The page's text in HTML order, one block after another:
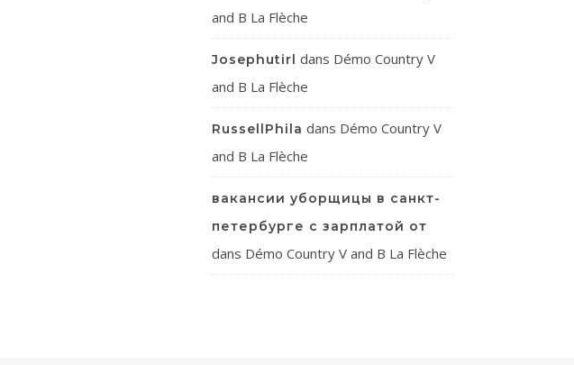
and B La Flèche
Josephutirl dans Démo Country V
and B La Flèche
RussellPhila dans Démo Country V
and B La Flèche
вакансии уборщицы в санкт-
петербурге с зарплатой от
dans Démo Country V and B La Flèche